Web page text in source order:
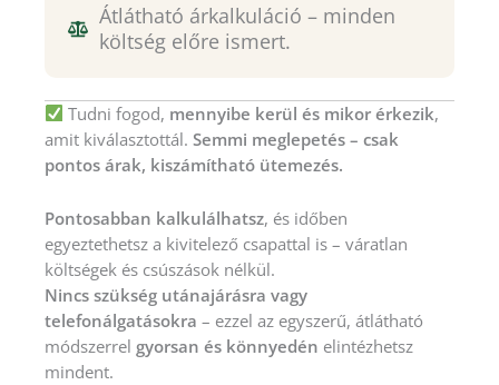
Átlátható árkalkuláció – minden
költség előre ismert.
Tudni fogod, mennyibe kerül és mikor érkezik,
amit kiválasztottál. Semmi meglepetés – csak
pontos árak, kiszámítható ütemezés.
Pontosabban kalkulálhatsz, és időben
egyeztethetsz a kivitelező csapattal is – váratlan
költségek és csúszások nélkül.
Nincs szükség utánajárásra vagy
telefonálgatásokra – ezzel az egyszerű, átlátható
módszerrel gyorsan és könnyedén elintézhetsz
mindent.